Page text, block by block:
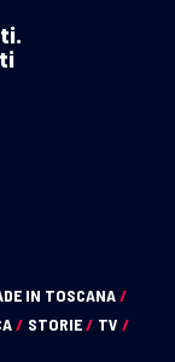
IN TOSCANA/
/ STORIE/ TV /